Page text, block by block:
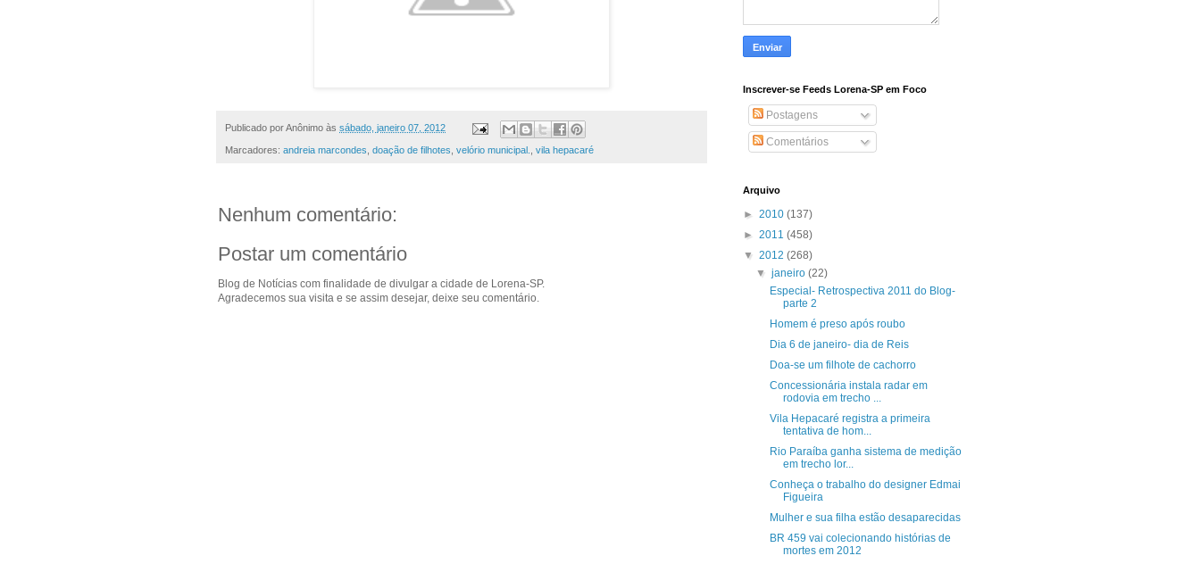
Publicado porAnônimo às sábado, janeiro 07, 2012
Marcadores: andreia marcondes doação de filhotes velório municipal. vila hepacaré
Nenhum comentário:
Postar um comentário
Blog de Notícias com finalidade de divulgar a cidade de Lorena-SP.
Agradecemos sua visita e se assim desejar, deixe seu comentário.
Inscrever-se Feeds Lorena-SP em Foco
Postagens
Comentários
Arquivo
► 2010 (137)
► 2011 (458)
▼ 2012 (268)
▼janeiro(22)
Especial- Retrospectiva 2011 do Blog-
parte 2
Homem é preso após roubo
Dia 6 de janeiro- dia de Reis
Doa-se um filhote de cachorro
Concessionária instala radar em
rodovia em trecho ...
Vila Hepacaré registra a primeira
tentativa de hom...
Rio Paraíba ganha sistema de medição
em trecho lor...
Conheça o trabalho do designer Edmai
Figueira
Mulher e sua filha estão desaparecidas
BR 459 vai colecionando histórias de
mortes em 2012